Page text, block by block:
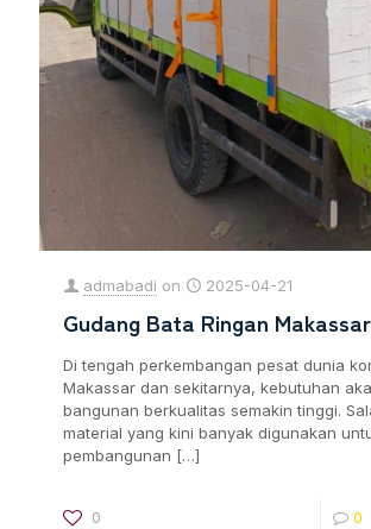
admabadi on 2025-04-21
Gudang Bata Ringan Makassar
Di tengah perkembangan pesat dunia
Makassar dan sekitarnya, kebutuhan
bangunan berkualitas semakin tinggi.
material yang kini banyak digunakan
pembangunan […]
0 0